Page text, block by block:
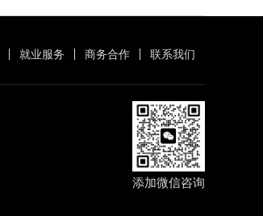
就业服务 商务合作 联系我们
添加微信咨询